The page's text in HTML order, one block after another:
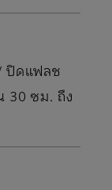
ปิดแฟลช
30 ซม. ถึง